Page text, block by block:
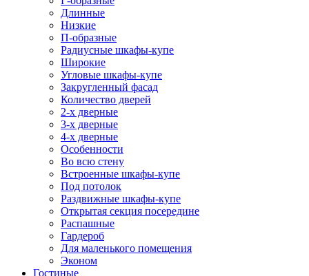
Длинные
Низкие
П-образные
Радиусные шкафы-купе
Широкие
Угловые шкафы-купе
Закругленный фасад
Количество дверей
2-х дверные
3-х дверные
4-х дверные
Особенности
Во всю стену
Встроенные шкафы-купе
Под потолок
Раздвижные шкафы-купе
Открытая секция посередине
Распашные
Гардероб
Для маленького помещения
Эконом
Гостиные